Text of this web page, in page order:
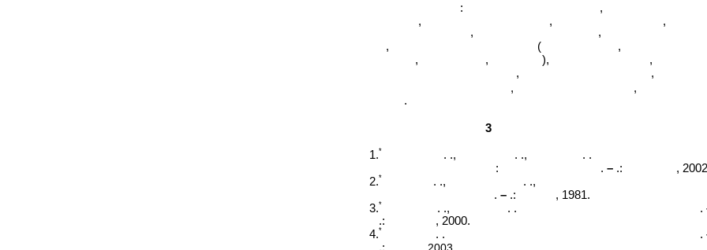
,
:
,
,
,
,
,
,
( ,
,
, ),
,
,
,
.
, ,
3
1.* . ., . ., . .
2.*
: . – .:
,
. .,
. .,
3.*
. – .:
, 1981.
. .,
. . .
.:
, 2000.
4.* . . .
.: